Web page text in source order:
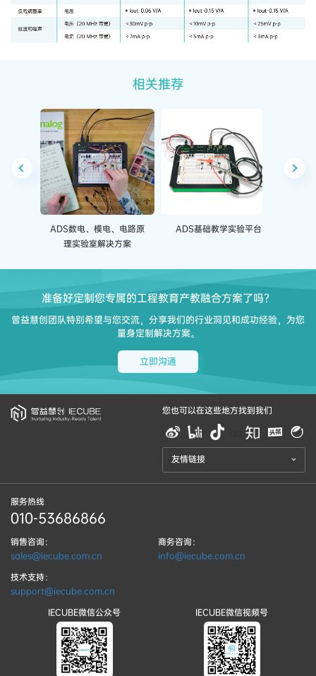
相关推荐
ADS数电、模电、电路原
理实验室解决方案
ADS基础教学实验平台
准备好定制您专属的工程教育产教融合方案了吗？
曾益慧创团队特别希望与您交流，分享我们的行业洞见和成功经验，为您
量身定制解决方案。
立即沟通
您也可以在这些地方找到我们
友情链接
服务热线
010-53686866
销售咨询：
sales@iecube.com.cn
商务咨询：
info@iecube.com.cn
技术支持：
support@iecube.com.cn
IECUBE微信公众号
IECUBE微信视频号